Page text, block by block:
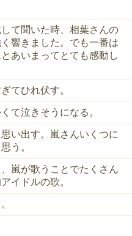
て聞いた時、相葉さんの
響きました。でも一番は
あいまってとても感動し
てひれ伏す。
て泣きそうになる。
い出す。嵐さんいくつに
う。
嵐が歌うことでたくさん
イドルの歌。